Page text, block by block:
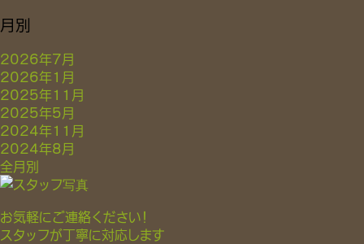
月別
2026年7月
2026年1月
2025年11月
2025年5月
2024年11月
2024年8月
全月別
お気軽にご連絡ください！
スタッフが丁寧に対応します